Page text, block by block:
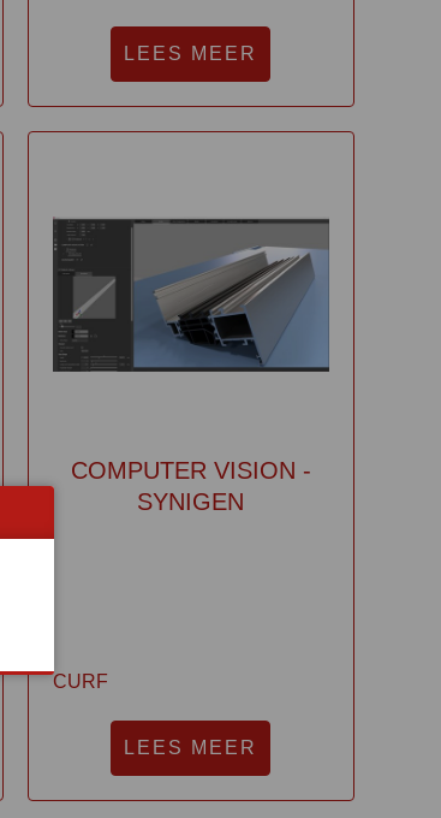
LEES MEER
COMPUTER VISION -
SYNIGEN
CURF
LEES MEER